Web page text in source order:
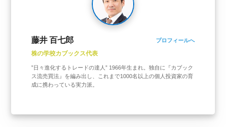
藤井 百七郎 プロフィールへ
株の学校カブックス代表
”日々進化するトレードの達人” 1966年生まれ。独自に『カブック
ス流売買法』を編み出し、これまで1000名以上の個人投資家の育
成に携わっている実力派。